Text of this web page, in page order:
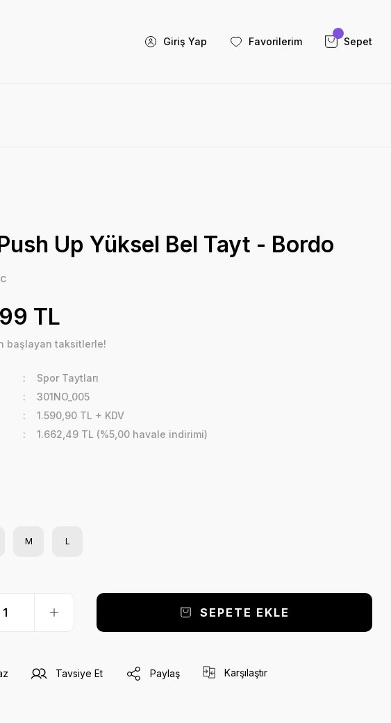
Giriş Yap Favorilerim Sepet
Up Yüksel Bel Tayt - Bordo
TL
başlayan taksitlerle!
Spor Taytları
301NO_005
1.590,90 TL + KDV
1.662,49 TL (%5,00 havale indirimi)
M L
SEPETE EKLE
Tavsiye Et Paylaş Karşılaştır